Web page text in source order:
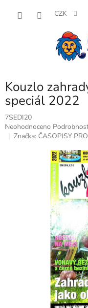
CZK
Kouzlo
speciál 2022
7SEDI20
Průměrné
hodnocení
Neohodnoceno
Značka: ČASOPISY